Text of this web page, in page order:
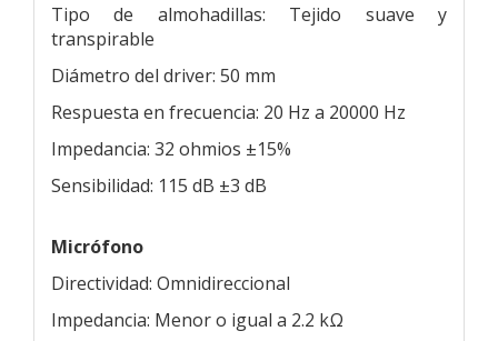
Tipo de almohadillas: Tejido suave y
transpirable
Diámetro del driver: 50 mm
Respuesta en frecuencia: 20 Hz a 20000 Hz
Impedancia: 32 ohmios ±15%
Sensibilidad: 115 dB ±3 dB
Micrófono
Directividad: Omnidireccional
Impedancia: Menor o igual a 2.2 kΩ